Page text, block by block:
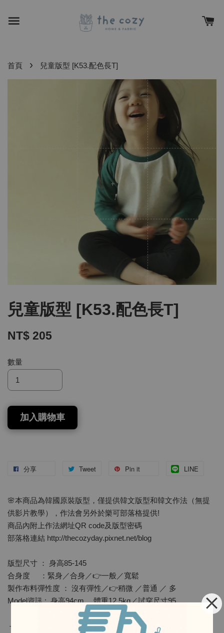
首頁 › 兒童版型 [K53.配色長T]
兒童版型 [K53.配色長T]
NT$ 205
數量
加入購物車
分享 Tweet Pin it LINE
🌸本商品為韓國原裝版型，僅提供韓文版型和韓文作法（無提
供影片教學），作法會另外於樂可部落格提供!
商品內附上作法網址QR code及版型密碼
部落格連結 http://thecozyday.pixnet.net/blog
版型尺寸 ： 身高85-145
合身度 ：緊身／合身／👉一般／寬鬆
製作布料彈性度 ： 沒有彈性／👉稍微 ／普通 ／ 多
Model資訊 : 身高94cm， 體重12.5kg／試穿尺寸95
－－－－－－－－－－－－－－－－－－－－－－－－－